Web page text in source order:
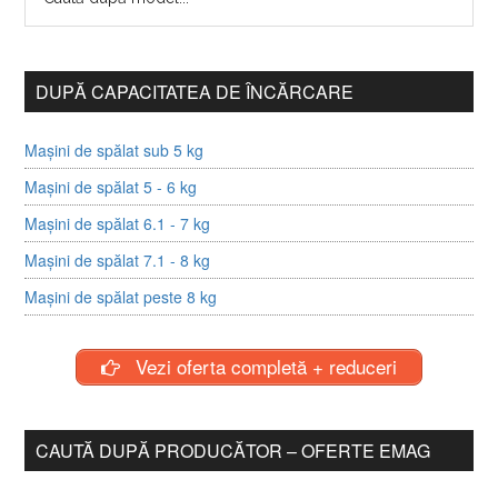
DUPĂ CAPACITATEA DE ÎNCĂRCARE
Mașini de spălat sub 5 kg
Mașini de spălat 5 - 6 kg
Mașini de spălat 6.1 - 7 kg
Mașini de spălat 7.1 - 8 kg
Mașini de spălat peste 8 kg
Vezi oferta completă + reduceri
CAUTĂ DUPĂ PRODUCĂTOR – OFERTE EMAG